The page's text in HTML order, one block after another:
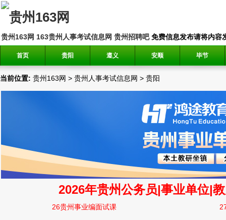
贵州163网 163贵州人事考试信息网 贵州招聘吧免费信息发布请将内容
首页 贵阳 遵义 安顺 毕节
当前位置: 贵州163网 > 贵州人事考试信息网 > 贵阳